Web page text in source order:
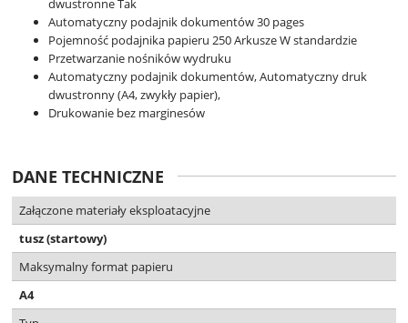
dwustronne Tak
Automatyczny podajnik dokumentów 30 pages
Pojemność podajnika papieru 250 Arkusze W standardzie
Przetwarzanie nośników wydruku
Automatyczny podajnik dokumentów, Automatyczny druk
dwustronny (A4, zwykły papier),
Drukowanie bez marginesów
DANE TECHNICZNE
Załączone materiały eksploatacyjne
tusz (startowy)
Maksymalny format papieru
A4